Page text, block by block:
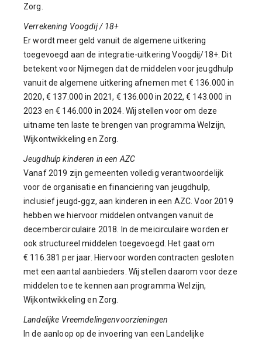
Zorg.
Verrekening Voogdij / 18+
Er wordt meer geld vanuit de algemene uitkering
toegevoegd aan de integratie-uitkering Voogdij/18+. Dit
betekent voor Nijmegen dat de middelen voor jeugdhulp
vanuit de algemene uitkering afnemen met € 136.000 in
2020, € 137.000 in 2021, € 136.000 in 2022, € 143.000 in
2023 en € 146.000 in 2024. Wij stellen voor om deze
uitname ten laste te brengen van programma Welzijn,
Wijkontwikkeling en Zorg.
Jeugdhulp kinderen in een AZC
Vanaf 2019 zijn gemeenten volledig verantwoordelijk
voor de organisatie en financiering van jeugdhulp,
inclusief jeugd-ggz, aan kinderen in een AZC. Voor 2019
hebben we hiervoor middelen ontvangen vanuit de
decembercirculaire 2018. In de meicirculaire worden er
ook structureel middelen toegevoegd. Het gaat om
€ 116.381 per jaar. Hiervoor worden contracten gesloten
met een aantal aanbieders. Wij stellen daarom voor deze
middelen toe te kennen aan programma Welzijn,
Wijkontwikkeling en Zorg.
Landelijke Vreemdelingenvoorzieningen
In de aanloop op de invoering van een Landelijke